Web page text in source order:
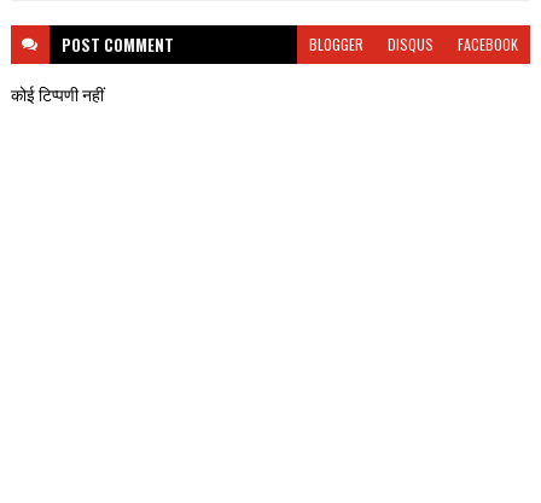
POST COMMENT BLOGGER DISQUS FACEBOOK
कोई टिप्पणी नहीं